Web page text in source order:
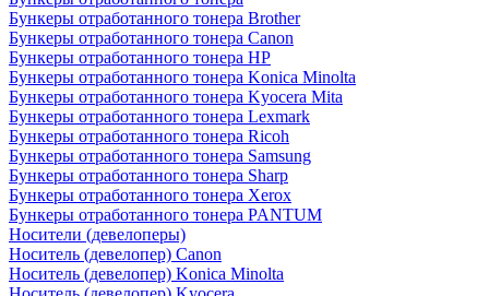
Бункеры отработанного тонера Brother
Бункеры отработанного тонера Canon
Бункеры отработанного тонера HP
Бункеры отработанного тонера Konica Minolta
Бункеры отработанного тонера Kyocera Mita
Бункеры отработанного тонера Lexmark
Бункеры отработанного тонера Ricoh
Бункеры отработанного тонера Samsung
Бункеры отработанного тонера Sharp
Бункеры отработанного тонера Xerox
Бункеры отработанного тонера PANTUM
Носители (девелоперы)
Носитель (девелопер) Canon
Носитель (девелопер) Konica Minolta